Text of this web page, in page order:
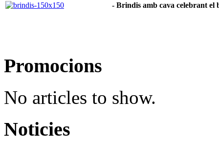
- Brindis amb cava celebrant el
Promocions
No articles to show.
Noticies